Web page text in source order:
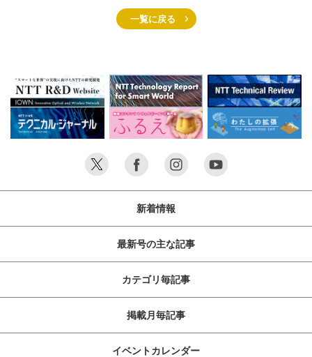
一覧に戻る
新着情報
最新号の主な記事
カテゴリ毎記事
掲載月毎記事
イベントカレンダー